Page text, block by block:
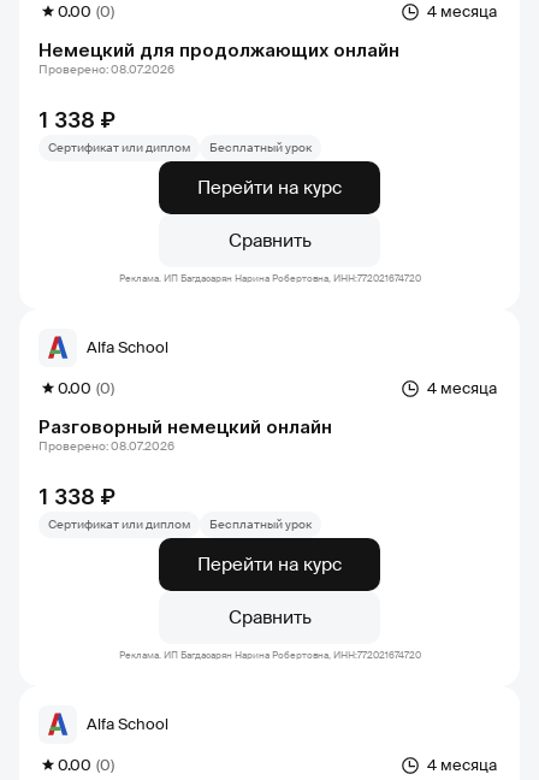
Немецкий для продолжающих онлайн
4 месяца
0.00 (0)
1 338 ₽
Проверено: 08.07.2026
Сертификат или диплом Бесплатный урок
Перейти на курс
Сравнить
Реклама. ИП Багдасарян Нарина Робертовна, ИНН:772021674720
Разговорный немецкий онлайн
4 месяца
0.00 (0)
Alfa School
1 338 ₽
Проверено: 08.07.2026
Сертификат или диплом Бесплатный урок
Перейти на курс
Сравнить
Реклама. ИП Багдасарян Нарина Робертовна, ИНН:772021674720
4 месяца
0.00 (0)
Alfa School